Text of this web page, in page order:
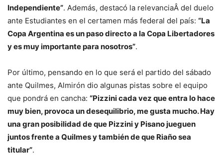
Independiente”. Además, destacó la relevanciaÂ del duelo
ante Estudiantes en el certamen más federal del país: “La
Copa Argentina es un paso directo a la Copa Libertadores
y es muy importante para nosotros”.
Por último, pensando en lo que será el partido del sábado
ante Quilmes, Almirón dio algunas pistas sobre el equipo
que pondrá en cancha: “Pizzini cada vez que entra lo hace
muy bien, provoca un desequilibrio, me gusta mucho. Hay
una gran posibilidad de que Pizzini y Pisano jueguen
juntos frente a Quilmes y también de que Riaño sea
titular”.